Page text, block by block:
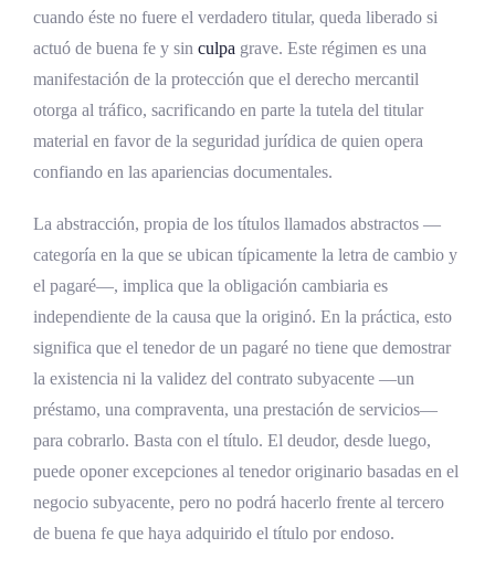
cuando éste no fuere el verdadero titular, queda liberado si
actuó de buena fe y sin culpa grave. Este régimen es una
manifestación de la protección que el derecho mercantil
otorga al tráfico, sacrificando en parte la tutela del titular
material en favor de la seguridad jurídica de quien opera
confiando en las apariencias documentales.
La abstracción, propia de los títulos llamados abstractos —
categoría en la que se ubican típicamente la letra de cambio y
el pagaré—, implica que la obligación cambiaria es
independiente de la causa que la originó. En la práctica, esto
significa que el tenedor de un pagaré no tiene que demostrar
la existencia ni la validez del contrato subyacente —un
préstamo, una compraventa, una prestación de servicios—
para cobrarlo. Basta con el título. El deudor, desde luego,
puede oponer excepciones al tenedor originario basadas en el
negocio subyacente, pero no podrá hacerlo frente al tercero
de buena fe que haya adquirido el título por endoso.